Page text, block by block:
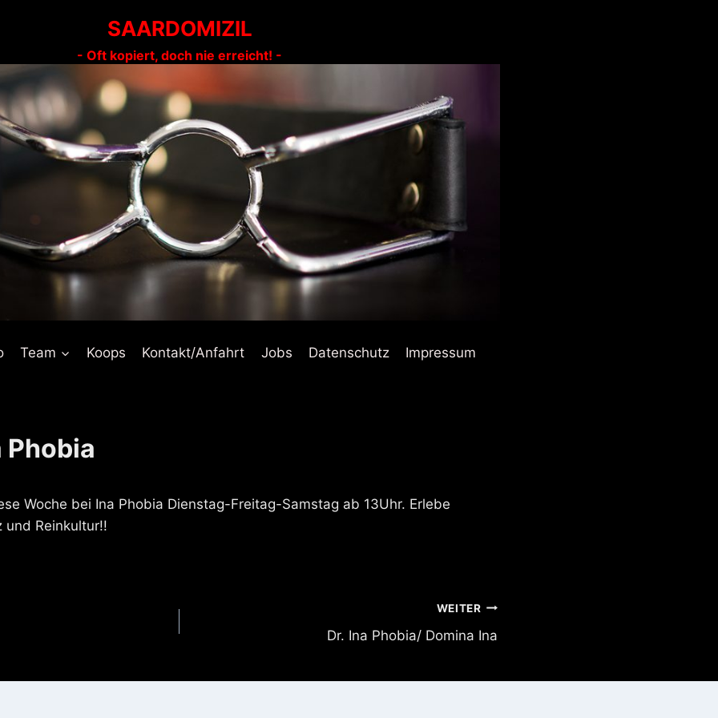
SAARDOMIZIL
- Oft kopiert, doch nie erreicht! -
Team Koops Kontakt/Anfahrt Jobs Datenschutz Impressum
Phobia
Woche bei Ina Phobia Dienstag-Freitag-Samstag ab 13Uhr. Erlebe
und Reinkultur!!
WEITER
Dr. Ina Phobia/ Domina Ina